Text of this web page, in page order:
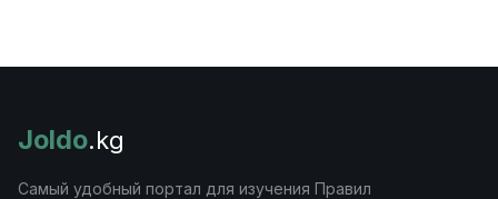
Joldo.kg
Самый удобный портал для изучения Правил